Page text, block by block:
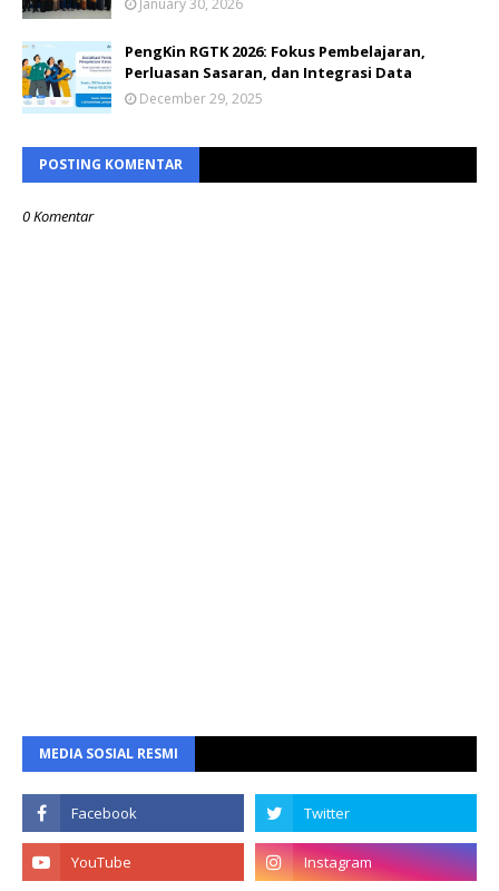
January 30, 2026
PengKin RGTK 2026: Fokus Pembelajaran,
Perluasan Sasaran, dan Integrasi Data
December 29, 2025
POSTING KOMENTAR
0 Komentar
MEDIA SOSIAL RESMI